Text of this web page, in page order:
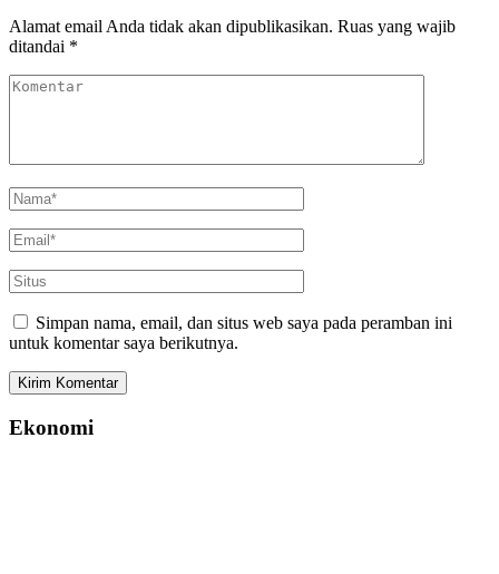
Alamat email Anda tidak akan dipublikasikan. Ruas yang wajib
ditandai *
Simpan nama, email, dan situs web saya pada peramban ini
untuk komentar saya berikutnya.
Ekonomi